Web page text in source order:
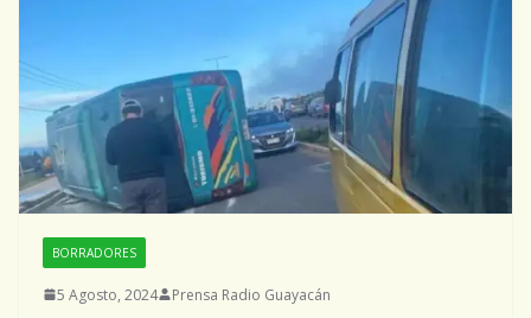
BORRADORES
5 Agosto, 2024 Prensa Radio Guayacán